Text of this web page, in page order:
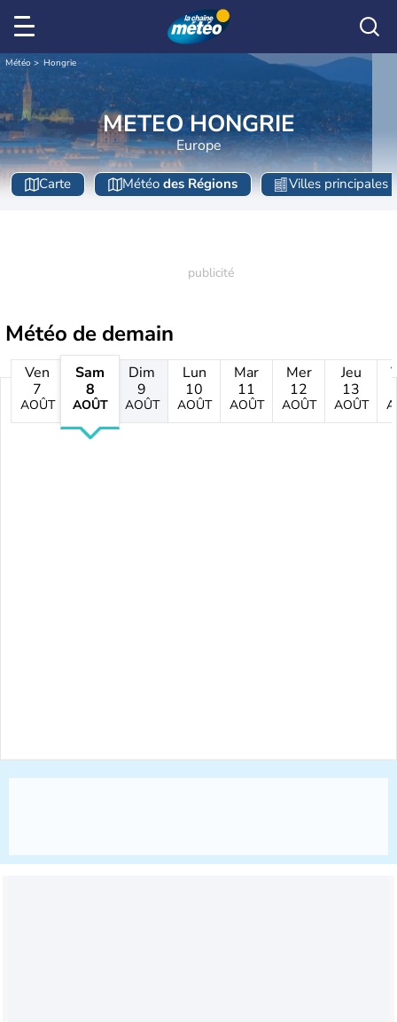
Météo Hongrie
METEO HONGRIE
Europe
Carte Météo des Régions Villes principales
Météo de demain
Ven
7
AOÛT
Sam
8
AOÛT
Dim
9
AOÛT
Lun
10
AOÛT
Mar
11
AOÛT
Mer
12
AOÛT
Jeu
13
AOÛT